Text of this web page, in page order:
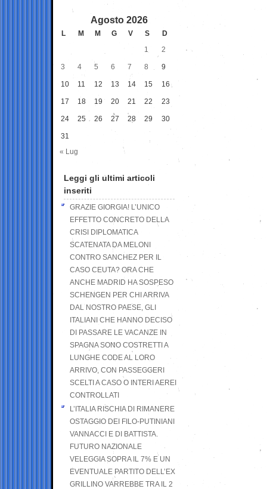
Agosto 2026
L M M G V S
D
1
2
3 4 5 6 7 8 9
10 11 12 13 14 15 16
17 18 19 20 21 22 23
24 25 26 27 28 29 30
31
« Lug
Leggi gli ultimi articoli
inseriti
GRAZIE GIORGIA! L’UNICO
EFFETTO CONCRETO DELLA
CRISI DIPLOMATICA
SCATENATA DA MELONI
CONTRO SANCHEZ PER IL
CASO CEUTA? ORA CHE
ANCHE MADRID HA SOSPESO
SCHENGEN PER CHI ARRIVA
DAL NOSTRO PAESE, GLI
ITALIANI CHE HANNO DECISO
DI PASSARE LE VACANZE IN
SPAGNA SONO COSTRETTI A
LUNGHE CODE AL LORO
ARRIVO, CON PASSEGGERI
SCELTI A CASO O INTERI AEREI
CONTROLLATI
L’ITALIA RISCHIA DI RIMANERE
OSTAGGIO DEI FILO-PUTINIANI
VANNACCI E DI BATTISTA.
FUTURO NAZIONALE
VELEGGIA SOPRA IL 7% E UN
EVENTUALE PARTITO DELL’EX
GRILLINO VARREBBE TRA IL 2